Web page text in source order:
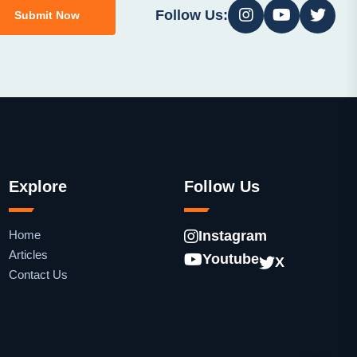
Submit Now Follow Us:
Explore
Home
Articles
Contact Us
Follow Us
Instagram
Youtube
X